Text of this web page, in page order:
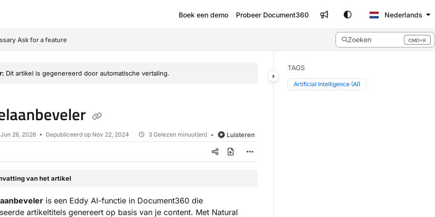
Boek een demo Probeer Document360 Nederlands
Ask for a feature Zoeken CMD+K
Press CMD+K to open search
Dit artikel is gegenereerd door automatische vertaling.
Jun 26, 2026 Gepubliceerd op Nov 22, 2024 3 Gelezen minuut(en) Luisteren
van het artikel
is een Eddy AI-functie in Document360 die
artikeltitels genereert op basis van je content. Met Natural
TAGS
Artificial Intelligence (AI)